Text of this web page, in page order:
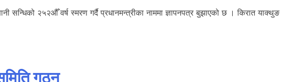
सन्धिको २५२औँ वर्ष स्मरण गर्दै प्रधानमन्त्रीका नाममा ज्ञापनपत्र बुझाएको छ । किरात
गठन